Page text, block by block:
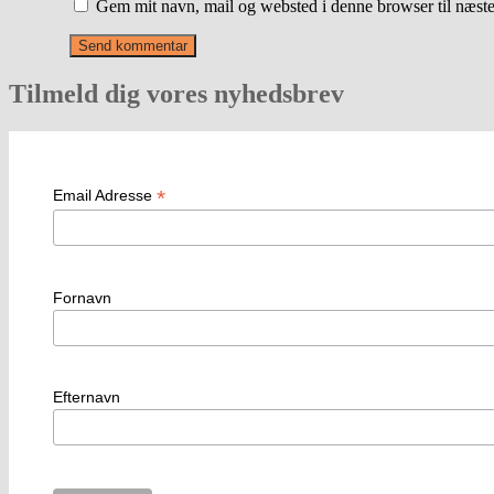
Gem mit navn, mail og websted i denne browser til
Tilmeld dig vores nyhedsbrev
Email Adresse *
Fornavn
Efternavn